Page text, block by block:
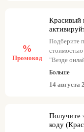
%
Промокод
Красивый
Подберите
"Везде
оформлении
примеру,
тарифом
Больше
14 августа
Получите
коду